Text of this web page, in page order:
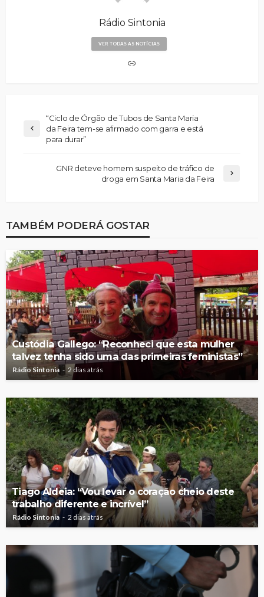
Rádio Sintonia
VER TODAS AS NOTÍCIAS
“Ciclo de Órgão de Tubos de Santa Maria
da Feira tem-se afirmado com garra e está
para durar”
GNR deteve homem suspeito de tráfico de
droga em Santa Maria da Feira
TAMBÉM PODERÁ GOSTAR
Custódia Gallego: “Reconheci que esta mulher
talvez tenha sido uma das primeiras feministas”
Rádio Sintonia 2 dias atrás
Tiago Aldeia: “Vou levar o coração cheio deste
trabalho diferente e incrível”
Rádio Sintonia 2 dias atrás